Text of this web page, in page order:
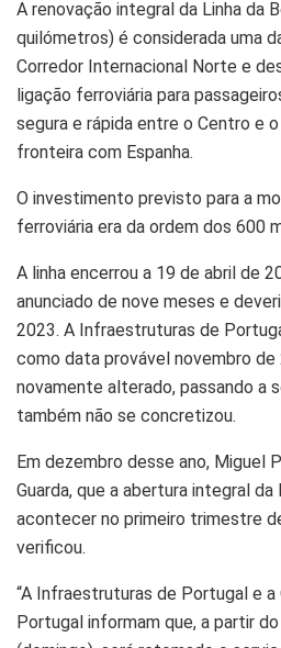
A renovação integral da Linha da
quilómetros) é considerada uma
Corredor Internacional Norte e
ligação ferroviária para
segura e rápida entre o Centro e
fronteira com Espanha.
O investimento previsto para a
ferroviária era da ordem dos 600
A linha encerrou a 19 de abril de
anunciado de nove meses e
2023. A Infraestruturas de
como data provável novembro
novamente alterado, passando a
também não se concretizou.
Em dezembro desse ano, Miguel
Guarda, que a abertura integral da
acontecer no primeiro trimestre
verificou.
“A Infraestruturas de Portugal e a
Portugal informam que, a partir